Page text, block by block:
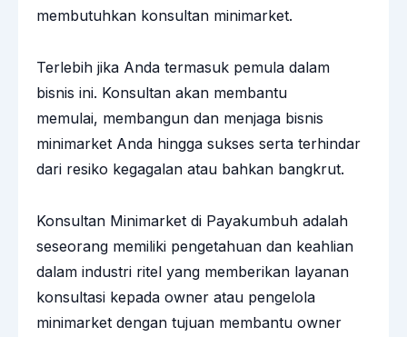
membutuhkan konsultan minimarket.
Terlebih jika Anda termasuk pemula dalam
bisnis ini. Konsultan akan membantu
memulai, membangun dan menjaga bisnis
minimarket Anda hingga sukses serta terhindar
dari resiko kegagalan atau bahkan bangkrut.
Konsultan Minimarket di Payakumbuh adalah
seseorang memiliki pengetahuan dan keahlian
dalam industri ritel yang memberikan layanan
konsultasi kepada owner atau pengelola
minimarket dengan tujuan membantu owner